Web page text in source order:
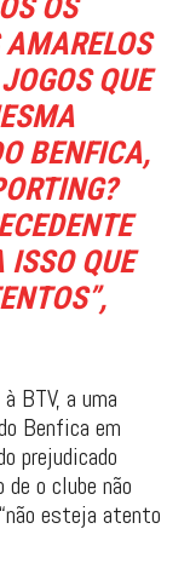
QUE
BENFICA,
ISSO QUE
BTV, a uma
Benfica em
prejudicado
o clube não
esteja atento